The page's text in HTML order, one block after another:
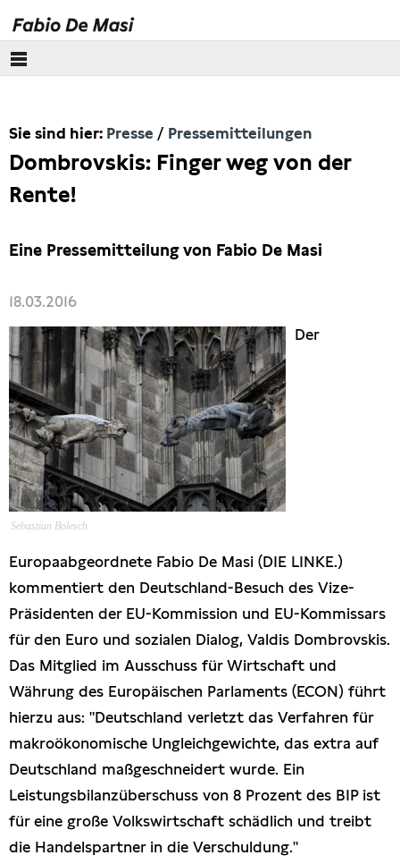
Europäisches Parlament
Themen
Interviews
Artikel
Presseschau
Publikationen
Anfragen (Archivseite)
Sie sind hier: Presse Pressemitteilungen
Dombrovskis: Finger weg von der
Rente!
Eine Pressemitteilung von Fabio De Masi
18.03.2016
Sebastian Bolesch
Der
Europaabgeordnete Fabio De Masi (DIE LINKE.)
kommentiert den Deutschland-Besuch des Vize-
Präsidenten der EU-Kommission und EU-Kommissars
für den Euro und sozialen Dialog, Valdis Dombrovskis.
Das Mitglied im Ausschuss für Wirtschaft und
Währung des Europäischen Parlaments (ECON) führt
hierzu aus: "Deutschland verletzt das Verfahren für
makroökonomische Ungleichgewichte, das extra auf
Deutschland maßgeschneidert wurde. Ein
Leistungsbilanzüberschuss von 8 Prozent des BIP ist
für eine große Volkswirtschaft schädlich und treibt
die Handelspartner in die Verschuldung."